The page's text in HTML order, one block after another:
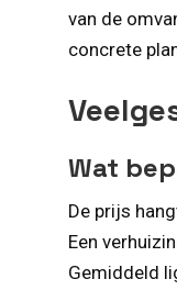
van de
concrete
Wat
De prijs
Een
Gemiddeld